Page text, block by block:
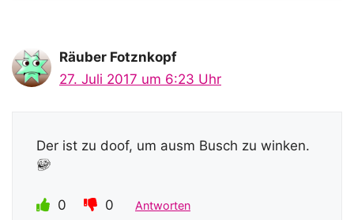
Räuber Fotznkopf
27. Juli 2017 um 6:23 Uhr
Der ist zu doof, um ausm Busch zu winken.
0 0 Antworten